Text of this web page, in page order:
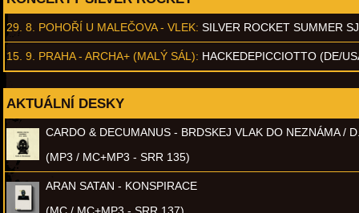
29. 8. POHOŘÍ U MALEČOVA - VLEK: SILVER ROCKET SUMMER
15. 9. PRAHA - ARCHA+ (MALÝ SÁL): HACKEDEPICCIOTTO (DE/
AKTUÁLNÍ DESKY
CARDO & DECUMANUS - BRDSKEJ VLAK DO NEZNÁMA /
(MP3 / MC+MP3 - SRR 135)
ARAN SATAN - KONSPIRACE